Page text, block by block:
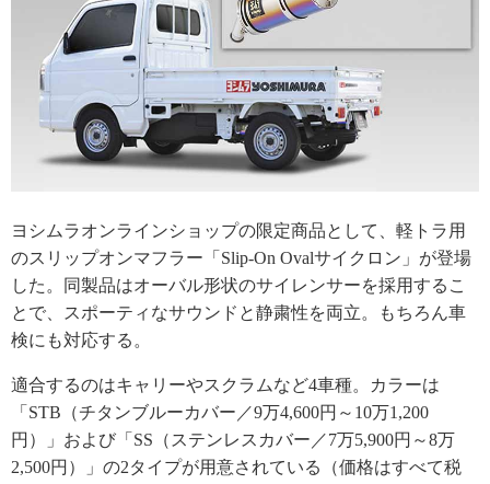
ヨシムラオンラインショップの限定商品として、軽トラ用
のスリップオンマフラー「Slip-On Ovalサイクロン」が登場
した。同製品はオーバル形状のサイレンサーを採用するこ
とで、スポーティなサウンドと静粛性を両立。もちろん車
検にも対応する。
適合するのはキャリーやスクラムなど4車種。カラーは
「STB（チタンブルーカバー／9万4,600円～10万1,200
円）」および「SS（ステンレスカバー／7万5,900円～8万
2,500円）」の2タイプが用意されている（価格はすべて税